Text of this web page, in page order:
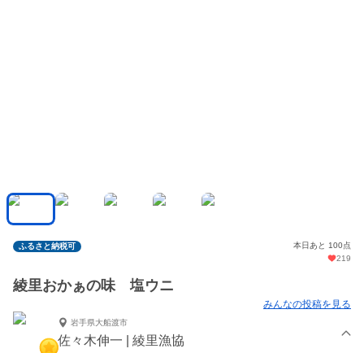
ふるさと納税可
本日あと 100点
219
綾里おかぁの味 塩ウニ
みんなの投稿を見る
岩手県大船渡市
佐々木伸一 | 綾里漁協